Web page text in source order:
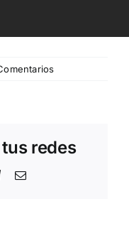
redes
TelegramCorreo